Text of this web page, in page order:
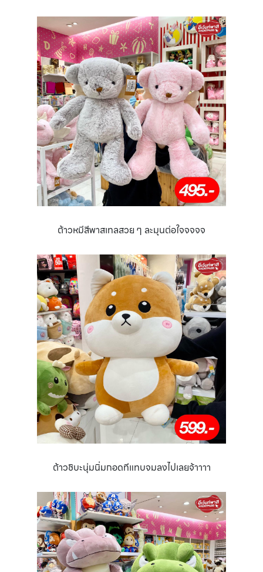
ต้าวหมีสีพาสเทลสวย ๆ ละมุนต่อใจจจจจ
ต้าวชิบะนุ่มนิ่มกอดทีแทบจมลงไปเลยจ้าาาา